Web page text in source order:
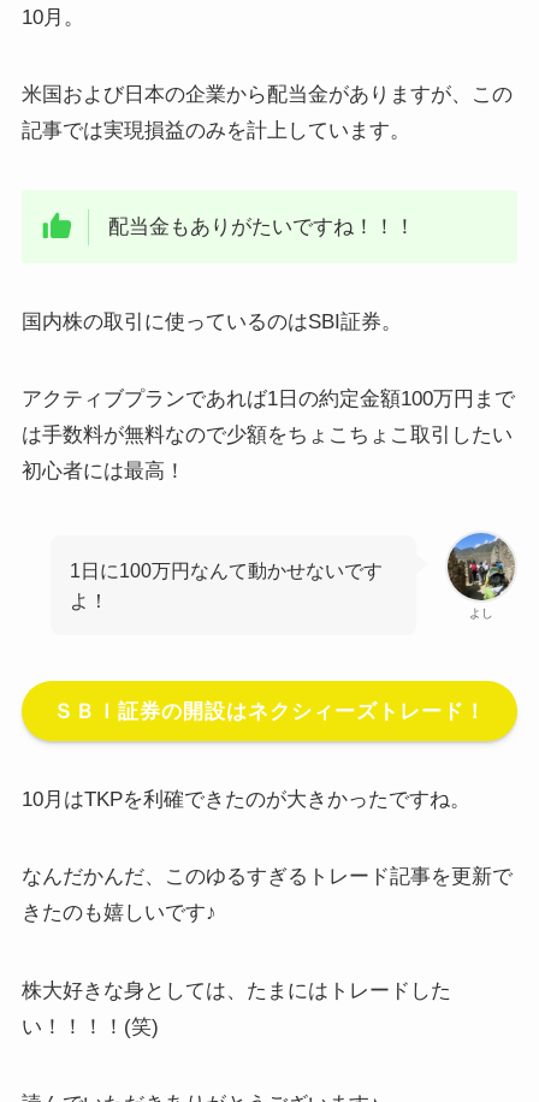
10月。
米国および日本の企業から配当金がありますが、この
記事では実現損益のみを計上しています。
配当金もありがたいですね！！！
国内株の取引に使っているのはSBI証券。
アクティブプランであれば1日の約定金額100万円まで
は手数料が無料なので少額をちょこちょこ取引したい
初心者には最高！
よし
1日に100万円なんて動かせないです
よ！
ＳＢＩ証券の開設はネクシィーズトレード！
10月はTKPを利確できたのが大きかったですね。
なんだかんだ、このゆるすぎるトレード記事を更新で
きたのも嬉しいです♪
株大好きな身としては、たまにはトレードした
い！！！！(笑)